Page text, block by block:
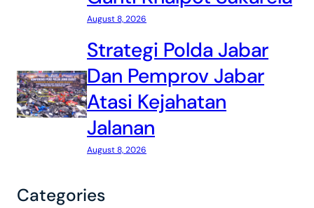
August 8, 2026
Strategi Polda Jabar
Dan Pemprov Jabar
Atasi Kejahatan
Jalanan
August 8, 2026
Categories